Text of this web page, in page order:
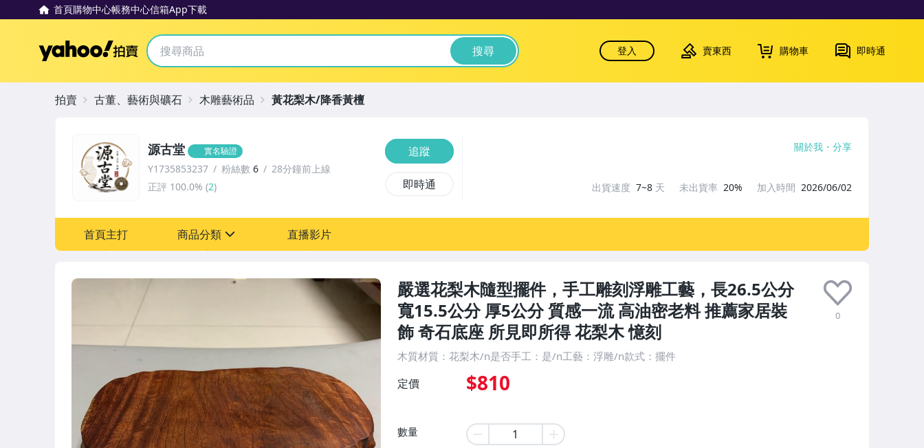
首頁購物中心帳務中心信箱App下載
Yahoo拍賣 搜尋 登入 賣東西 購物車 即時通
嚴選花梨木隨型擺件，手工雕刻浮雕工藝，長26.5公分
寬15.5公分 厚5公分 質感一流 高油密老料 推薦家居裝
飾 奇石底座 所見即所得 花梨木 憶刻
0
木質材質：花梨木/n是否手工：是/n工藝：浮雕/n款式：擺件
定價 $810
數量
源古堂 實名驗證
Y1735853237 粉絲數 6
28分鐘前上線
正評 100.0% (2)
追蹤
即時通
關於我 分享
出貨速度 7~8 天 未出貨率 20% 加入時間 2026/06/02
首頁主打 商品分類
手錶與飾品配件
直播影片
拍賣 古董、藝術與礦石 木雕藝術品 黃花梨木/降香黃檀